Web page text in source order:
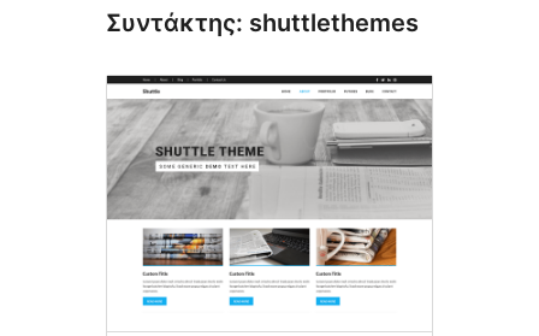
Συντάκτης: shuttlethemes